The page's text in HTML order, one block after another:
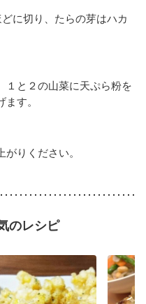
に切り、たらの芽はハカ
１と２の山菜に天ぷら粉を
す。
りください。
のレシピ